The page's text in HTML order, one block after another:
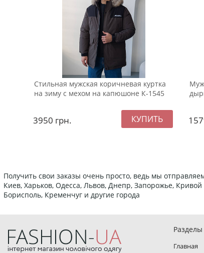
Стильная мужская коричневая куртка
на зиму с мехом на капюшоне К-1545
3950 грн.
Получить свои заказы очень просто, ведь мы
Киев, Харьков, Одесса, Львов, Днепр, Запорожье,
Борисполь, Кременчуг и другие города
Разделы
Главная